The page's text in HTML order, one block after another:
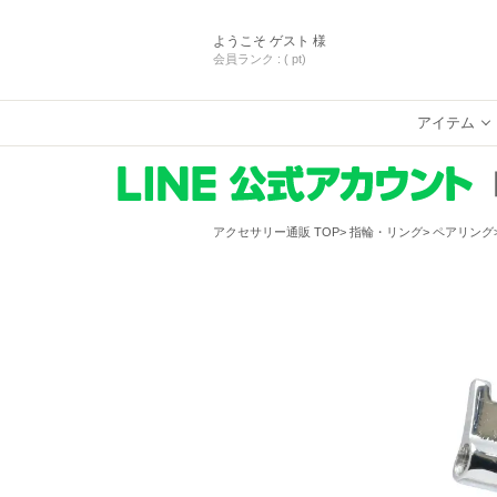
ようこそ ゲスト 様
会員ランク : ( pt)
アイテム
アクセサリー通販 TOP 指輪・リング ペアリング